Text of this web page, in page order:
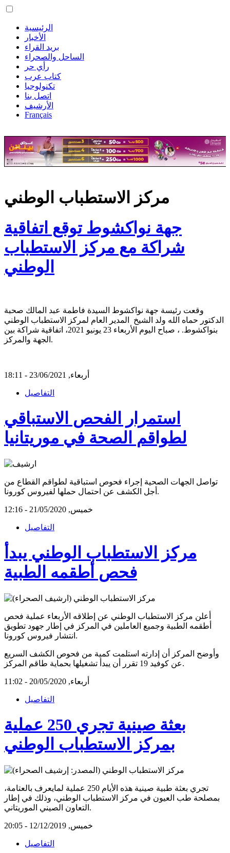
الرئيسية
الأخبار
بريد القراء
الساحل والصحراء
رأي حر
كتاب عرب
تكنولوجيا
اتصل بنا
الأرشيف
Français
مركز الاستطباب الوطني
جهة نواكشوط توقع اتفاقية
شراكة مع مركز الاستطباب
الوطني
وقعت رئيسة جهة نواكشوط السيدة فاطمة عبد المالك صحبة
الدكتور حماه الله ولد الشيخ المدير العام لمركز الاستطباب الوطني
بنواكشوط. ، صباح اليوم الأربعاء 23 يونيو 2021، اتفاقية شراكة بين
الجهة والمركز.
أربعاء, 23/06/2021 - 18:11
التفاصيل
استمرار الفحص الاستباقي
لطواقم الصحة في موريتانيا
تواصل الجهات الصحية إجراء فحوص استباقية لطواقم القطاع من
أجل الكشف عن احتمال حملها لفيروس كورونا.
خميس, 21/05/2020 - 12:16
التفاصيل
مركز الاستطباب الوطني يبدأ
فحص أطقمه الطبية
أعلن مركز الاستطباب الوطني عن إطلاقه الأربعاء عملية فحص
أطقمه الطبية وجميع العاملين في المركز في إطار جهود تطويق
انتشار فيروس كورونا.
وأوضح المركز أن إدارته استلمت كمية من فحوص الكشف السريع
عن كوفيد 19 تقرر أن يبدأ تشغيلها بحماية طاقم المركز.
أربعاء, 20/05/2020 - 11:02
التفاصيل
بعثة صينية تجري 250 عملية
بمركز الاستطباب الوطني
تجري بعثة طبية صينية هذه الأيام 250 عملية لمايعرف بالعتامة،
بمصلحة طب العيون في مركز الاستطباب الوطني، وذلك في إطار
التعاون الصيني الموريتاني.
خميس, 12/12/2019 - 20:05
التفاصيل